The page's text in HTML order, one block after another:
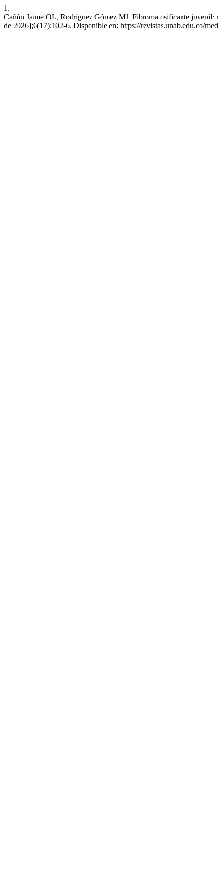
1.
Cañón Jaime OL, Rodríguez Gómez MJ. Fibroma osificante
de 2026];6(17):102-6. Disponible en: https://revistas.unab.edu.co/